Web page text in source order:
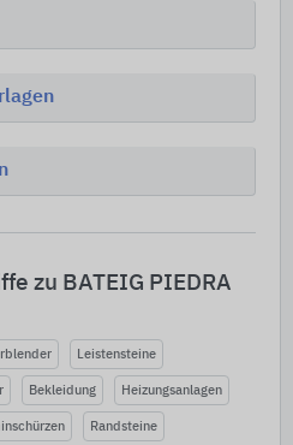
zu BATEIG PIEDRA
Leistensteine
Bekleidung Heizungsanlagen
Randsteine